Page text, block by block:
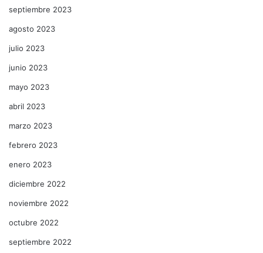
septiembre 2023
agosto 2023
julio 2023
junio 2023
mayo 2023
abril 2023
marzo 2023
febrero 2023
enero 2023
diciembre 2022
noviembre 2022
octubre 2022
septiembre 2022